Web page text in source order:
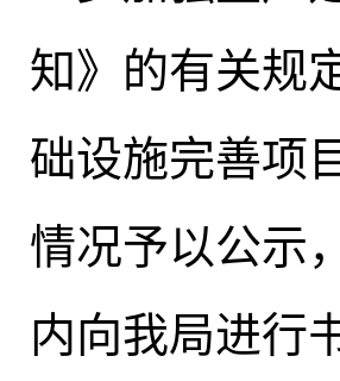
知》的有关规
础设施完善项
情况予以公示，
内向我局进行